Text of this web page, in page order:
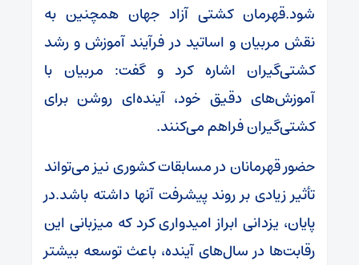
شود.قهرمان کشتی آزاد جهان همچنین به
نقش مربیان و اساتید در فرآیند آموزش و رشد
کشتی‌گیران اشاره کرد و گفت: مربیان با
آموزش‌های دقیق خود، آینده‌ای روشن برای
کشتی‌گیران فراهم می‌کنند.
حضور قهرمانان در مسابقات کشوری نیز می‌تواند
تأثیر زیادی بر روند پیشرفت آنها داشته باشد.در
پایان، یزدانی ابراز امیدواری کرد که میزبانی این
رقابت‌ها در سال‌های آینده، باعث توسعه بیشتر